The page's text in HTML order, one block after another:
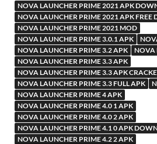
NOVA LAUNCHER PRIME 2021 APK
NOVA LAUNCHER PRIME 2021 APK FREE
NOVA LAUNCHER PRIME 2021 MOD
NOVA LAUNCHER PRIME 3.0.1 APK
NOVA LAUNCHER PRIME 3.2 APK
NOVA
NOVA LAUNCHER PRIME 3.3 APK
NOVA LAUNCHER PRIME 3.3 APK
NOVA LAUNCHER PRIME 3.3 FULL APK
NOVA LAUNCHER PRIME 4 APK
NOVA LAUNCHER PRIME 4.0 1 APK
NOVA LAUNCHER PRIME 4.0 2 APK
NOVA LAUNCHER PRIME 4.1 0 APK
NOVA LAUNCHER PRIME 4.2 2 APK